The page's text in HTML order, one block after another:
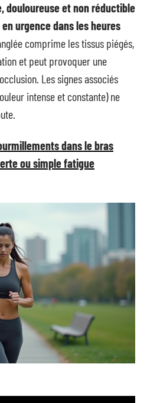
douloureuse et non réductible
urgence dans les heures
comprime les tissus piégés,
et peut provoquer une
Les signes associés
intense et constante) ne
dans le bras
ou simple fatigue